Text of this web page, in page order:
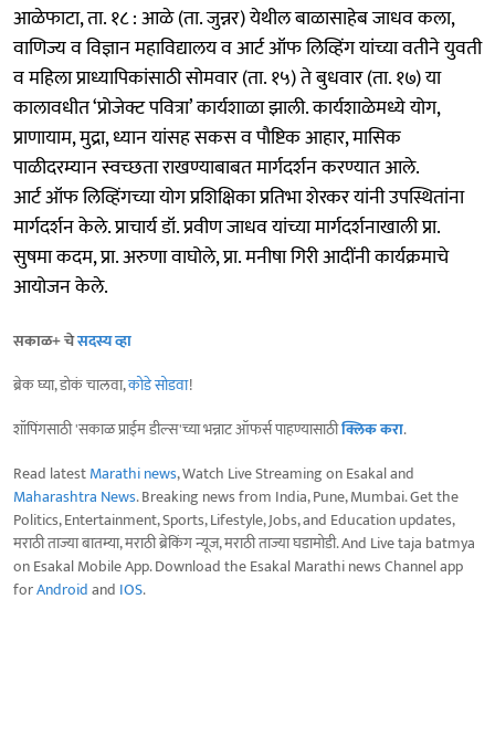
आळेफाटा, ता. १८ : आळे (ता. जुन्नर) येथील बाळासाहेब जाधव कला,
वाणिज्य व विज्ञान महाविद्यालय व आर्ट ऑफ लिव्हिंग यांच्या वतीने युवती
व महिला प्राध्यापिकांसाठी सोमवार (ता. १५) ते बुधवार (ता. १७) या
कालावधीत ‘प्रोजेक्ट पवित्रा’ कार्यशाळा झाली. कार्यशाळेमध्ये योग,
प्राणायाम, मुद्रा, ध्यान यांसह सकस व पौष्टिक आहार, मासिक
पाळीदरम्यान स्वच्छता राखण्याबाबत मार्गदर्शन करण्यात आले.
आर्ट ऑफ लिव्हिंगच्या योग प्रशिक्षिका प्रतिभा शेरकर यांनी उपस्थितांना
मार्गदर्शन केले. प्राचार्य डॉ. प्रवीण जाधव यांच्या मार्गदर्शनाखाली प्रा.
सुषमा कदम, प्रा. अरुणा वाघोले, प्रा. मनीषा गिरी आदींनी कार्यक्रमाचे
आयोजन केले.
सकाळ+ चेसदस्य व्हा
ब्रेक घ्या, डोकं चालवा,कोडे सोडवा!
शॉपिंगसाठी 'सकाळ प्राईम डील्स'च्या भन्नाट ऑफर्स पाहण्यासाठीक्लिक करा.
Read latestMarathi news, Watch Live Streaming on Esakal and
Maharashtra News. Breaking news from India, Pune, Mumbai. Get the
Politics, Entertainment, Sports, Lifestyle, Jobs, and Education updates,
मराठी ताज्या बातम्या, मराठी ब्रेकिंग न्यूज, मराठी ताज्या घडामोडी. And Live taja batmya
on Esakal Mobile App. Download the Esakal Marathi news Channel app
forAndroidand IOS.